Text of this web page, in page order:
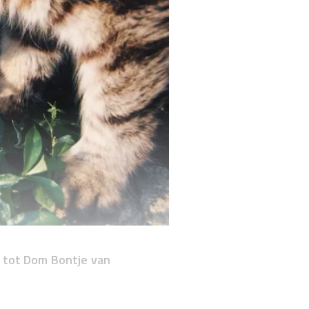
Dom Bontje van